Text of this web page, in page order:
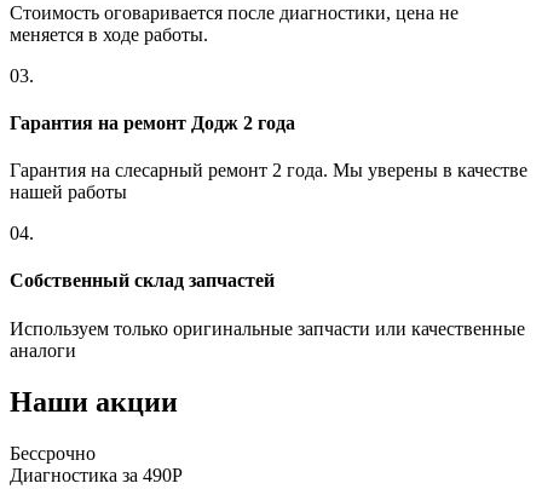
Стоимость оговаривается после диагностики, цена не
меняется в ходе работы.
03.
Гарантия на ремонт Додж 2 года
Гарантия на слесарный ремонт 2 года. Мы уверены в качестве
нашей работы
04.
Собственный склад запчастей
Используем только оригинальные запчасти или качественные
аналоги
Наши акции
Бессрочно
Диагностика за 490Р